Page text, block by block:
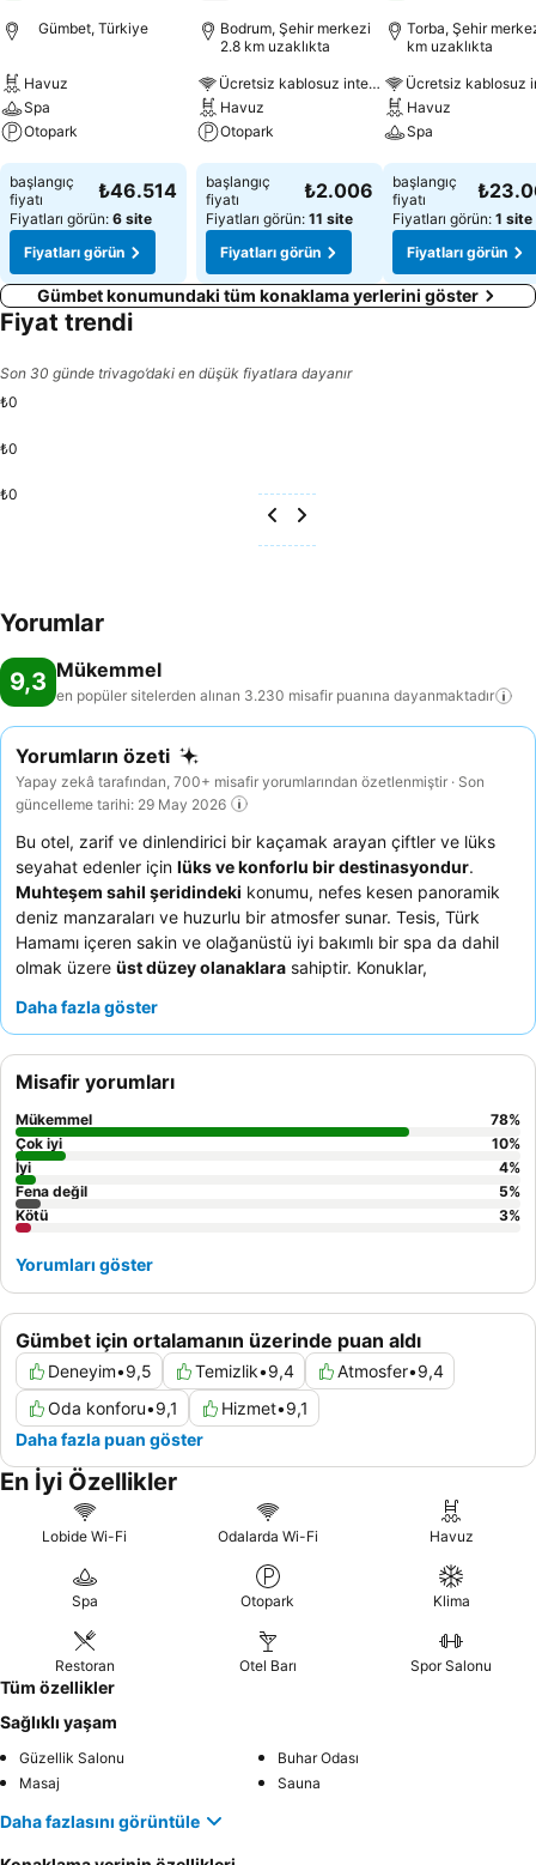
Gümbet, Türkiye
Havuz
Spa
Otopark
Fiyatları görün
başlangıç
fiyatı
₺46.514
Fiyatları görün: 6 site
Fiyatları görün
Bodrum, Şehir merkezi
2.8 km uzaklıkta
Ücretsiz kablosuz internet
Havuz
Otopark
Fiyatları görün
başlangıç
fiyatı
₺2.006
Fiyatları görün: 11 site
Fiyatları görün
Torba, Şehir
km uzaklıkta
Havuz
Spa
Fiyatları görün
başlangıç
fiyatı
Fiyatları görün: 1 site
Fiyatları görün
Gümbet konumundaki tüm konaklama yerlerini göster
Fiyat trendi
Son 30 günde trivago’daki en düşük fiyatlara dayanır
₺0
₺0
₺0
Yorumlar
9,3 Mükemmel
en popüler sitelerden alınan 3.230 misafir puanına dayanmaktadır
Yorumların özeti
Yapay zekâ tarafından, 700+ misafir yorumlarından özetlenmiştir · Son
güncelleme tarihi: 29 May 2026
Bu otel, zarif ve dinlendirici bir kaçamak arayan çiftler ve lüks
seyahat edenler için lüks ve konforlu bir destinasyondur.
Muhteşem sahil şeridindeki konumu, nefes kesen panoramik
deniz manzaraları ve huzurlu bir atmosfer sunar. Tesis, Türk
Hamamı içeren sakin ve olağanüstü iyi bakımlı bir spa da dahil
olmak üzere üst düzey olanaklara sahiptir. Konuklar,
sunan zengin kahvaltı büfesini sürekli olarak övmektedir. Daha
katlarda bir oda ayırtmayı düşünebilirsiniz.
Daha fazla göster
Gümbet için ortalamanın üzerinde puan aldı
Deneyim•9,5 Temizlik•9,4 Atmosfer•9,4
Oda konforu•9,1 Hizmet•9,1
Daha fazla puan göster
Misafir yorumları
Mükemmel 78%
Çok iyi
10%
İyi
4%
Fena değil
5%
Kötü
3%
Yorumları göster
En İyi Özellikler
Lobide Wi-Fi Odalarda Wi-Fi Havuz
Spa Otopark Klima
Restoran Otel Barı Spor Salonu
Tüm özellikler
Sağlıklı yaşam
Güzellik Salonu
Buhar Odası
Masaj
Sauna
Daha fazlasını görüntüle